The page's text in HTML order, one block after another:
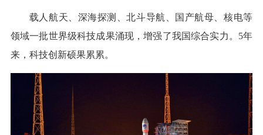
载人航天、深海探测、北斗导航、国产航母、核电等
领域一批世界级科技成果涌现，增强了我国综合实力。5年
来，科技创新硕果累累。